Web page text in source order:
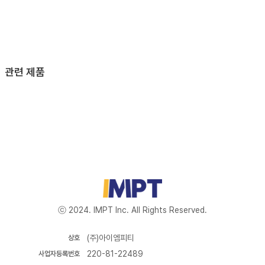
관련 제품
ⓒ 2024. IMPT Inc. All Rights Reserved.
(주)아이엠피티
상호
사업자등록번호
220-81-22489